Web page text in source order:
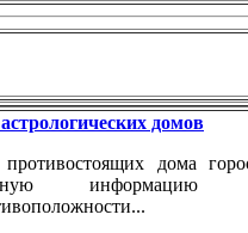
домов
дома
информацию